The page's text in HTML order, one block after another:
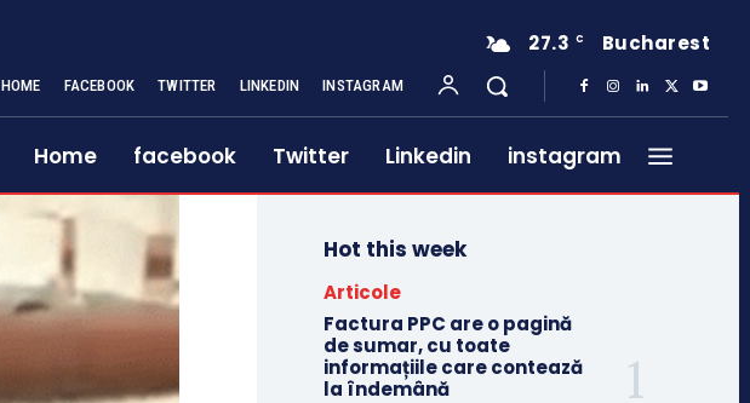
27.3 C Bucharest
HOME FACEBOOK TWITTER LINKEDIN INSTAGRAM
Home facebook Twitter Linkedin instagram
Hot this week
Articole
Factura PPC are o pagină
de sumar, cu toate
informațiile care contează
la îndemână